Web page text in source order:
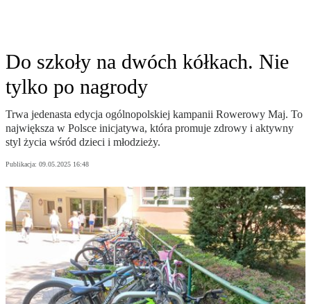
Do szkoły na dwóch kółkach. Nie
tylko po nagrody
Trwa jedenasta edycja ogólnopolskiej kampanii Rowerowy Maj. To
największa w Polsce inicjatywa, która promuje zdrowy i aktywny
styl życia wśród dzieci i młodzieży.
Publikacja: 09.05.2025 16:48